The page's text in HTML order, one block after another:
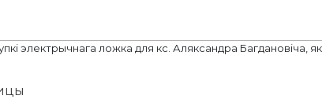
электрычнага ложка для кс. Аляксандра Багдановіча,